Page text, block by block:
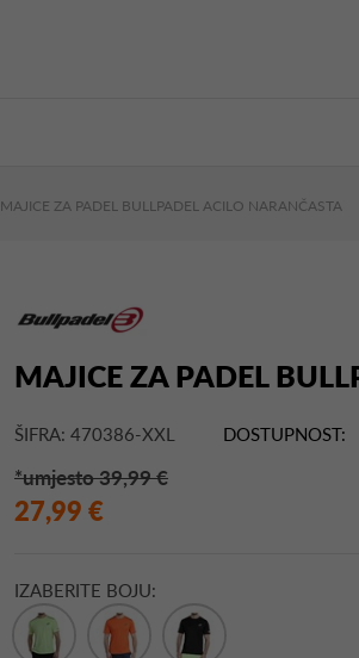
MAJICE ZA PADEL BULLPADEL ACILO NARANČASTA
MAJICE ZA PADEL
ŠIFRA: 470386-XXL DOSTUPNOST:
*umjesto 39,99 €
27,99 €
IZABERITE BOJU: